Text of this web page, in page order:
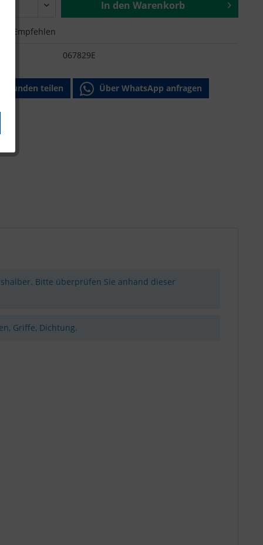
In den Warenkorb
Empfehlen
067829E
teilen Über WhatsApp anfragen
Bitte überprüfen Sie anhand dieser
Griffe, Dichtung.